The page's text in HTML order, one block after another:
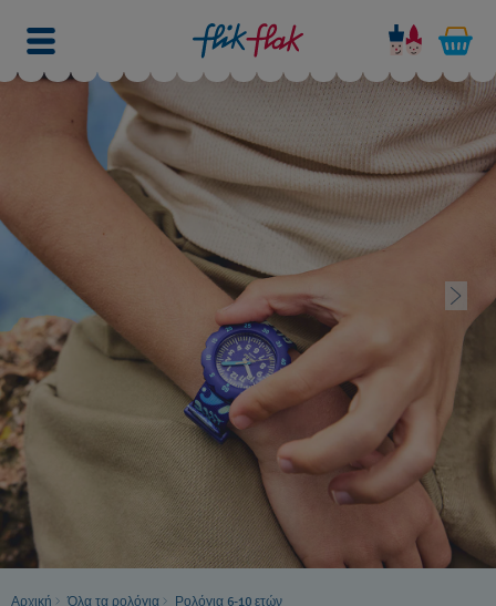
Αρχική Όλα τα ρολόγια Ρολόγια 6-10 ετών ​